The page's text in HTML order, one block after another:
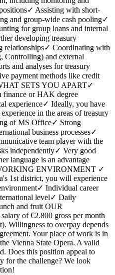
Assisting with short-
and group-wide cash pooling✓
for group loans and internal
developing treasury
relationships✓ Coordinating with
Controlling) and external
and analyses for treasury
payment methods like credit
SETS YOU APART✓
finance or HAK degree
experience✓ Ideally, you have
in the areas of treasury
of MS Office✓ Strong
business processes✓
team player with the
independently✓ Very good
language is an advantage
ENVIRONMENT ✓
1st district, you will experience
Individual career
level✓ Daily
and fruit OUR
of €2.800 gross per month
Willingness to overpay depends
Your place of work is in
Vienna State Opera. A valid
Does this position appeal to
for the challenge? We look